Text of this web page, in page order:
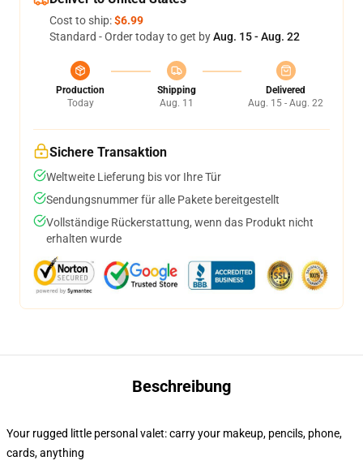
Cost to ship:$6.99
Standard - Order today to get byAug. 15 - Aug. 22
Production
Today
Shipping
Aug. 11
Delivered
Aug. 15 - Aug. 22
Sichere Transaktion
Weltweite Lieferung bis vor Ihre Tür
Sendungsnummer für alle Pakete bereitgestellt
Vollständige Rückerstattung, wenn das Produkt nicht
erhalten wurde
Beschreibung
Your rugged little personal valet: carry your makeup, pencils, phone,
cards, anything